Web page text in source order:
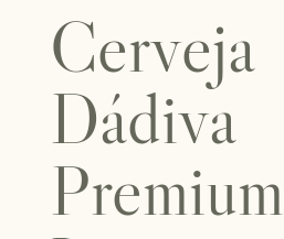
Cerveja
Dádiva
Premium